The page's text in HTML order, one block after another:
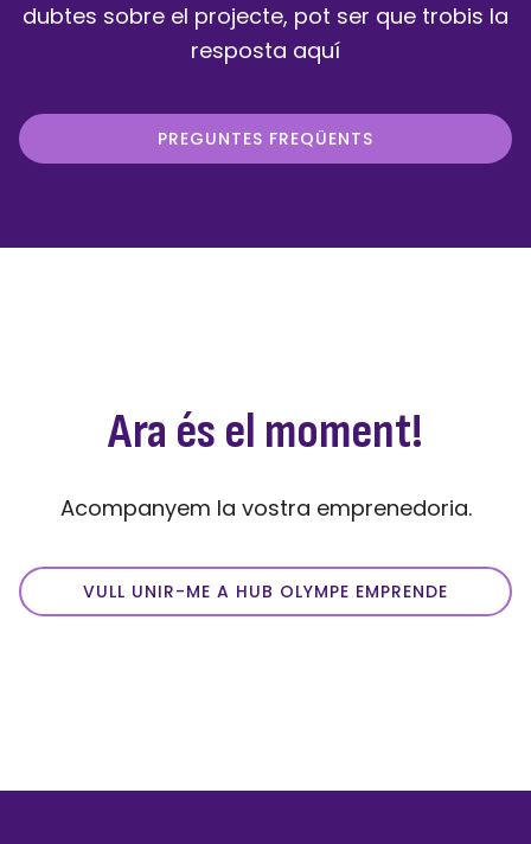
dubtes sobre el projecte, pot ser que trobis la
resposta aquí
PREGUNTES FREQÜENTS
Ara és el moment!
Acompanyem la vostra emprenedoria.
VULL UNIR-ME A HUB OLYMPE EMPRENDE